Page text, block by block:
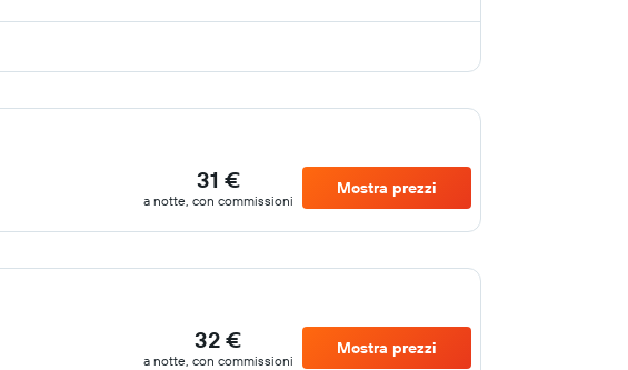
31 €
a notte, con commissioni
Mostra prezzi
32 €
a notte, con commissioni
Mostra prezzi